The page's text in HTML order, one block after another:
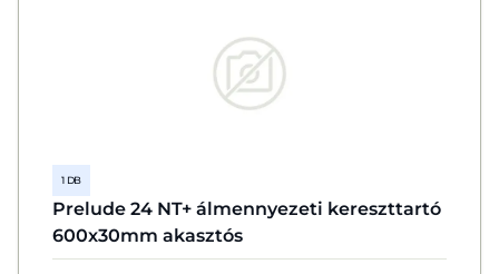
1 DB
Prelude 24 NT+ álmennyezeti kereszttartó
600x30mm akasztós